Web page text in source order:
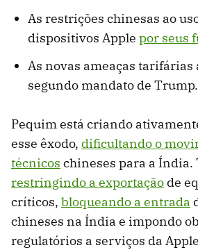
As restrições chinesas ao
dispositivos Apple por seus
As novas ameaças tarifárias
segundo mandato de Trump.
Pequim está criando
esse êxodo, dificultando o
técnicos chineses para a Índia.
restringindo a exportação de
críticos, bloqueando a entrada
chineses na Índia e impondo
regulatórios a serviços da